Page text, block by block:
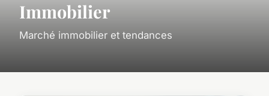
Immobilier
Marché immobilier et tendances